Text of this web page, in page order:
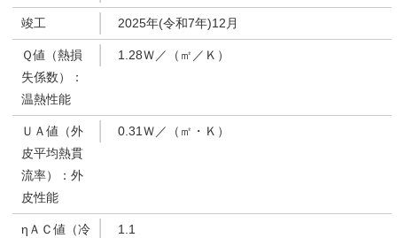
竣工 2025年(令和7年)12月
Ｑ値（熱損
失係数）：
温熱性能
1.28Ｗ／（㎡／Ｋ）
ＵＡ値（外
皮平均熱貫
流率）：外
皮性能
0.31Ｗ／（㎡・Ｋ）
ηＡＣ値（冷
1.1